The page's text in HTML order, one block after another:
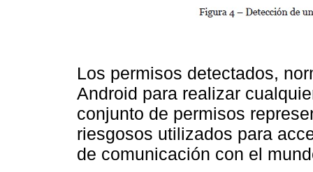
Los permisos detectados,
Android para realizar
conjunto de permisos
riesgosos utilizados para
de comunicación con el